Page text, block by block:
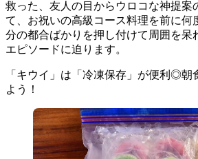
救った、友人の目からウロコな神提案
て、お祝いの高級コース料理を前に何
分の都合ばかりを押し付けて周囲を呆
エピソードに迫ります。
「キウイ」は「冷凍保存」が便利◎朝
よう！